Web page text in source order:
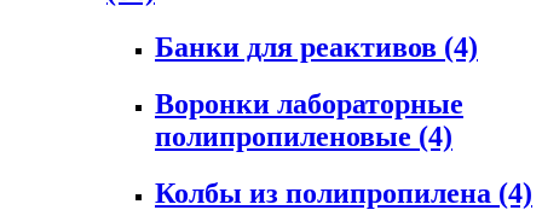
Банки для реактивов (4)
Воронки лабораторные
полипропиленовые (4)
Колбы из полипропилена (4)